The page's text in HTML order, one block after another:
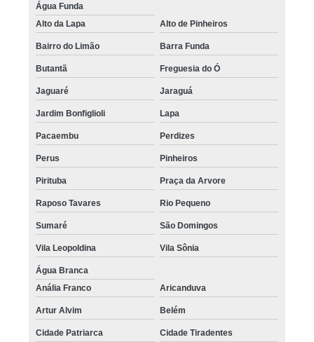
Água Funda
Alto da Lapa
Alto de Pinheiros
Bairro do Limão Barra Funda
Butantã Freguesia do Ó
Jaguaré Jaraguá
Jardim Bonfiglioli Lapa
Pacaembu Perdizes
Perus Pinheiros
Pirituba Praça da Arvore
Raposo Tavares Rio Pequeno
Sumaré São Domingos
Vila Leopoldina Vila Sônia
Água Branca
Anália Franco
Aricanduva
Artur Alvim Belém
Cidade Patriarca Cidade Tiradentes